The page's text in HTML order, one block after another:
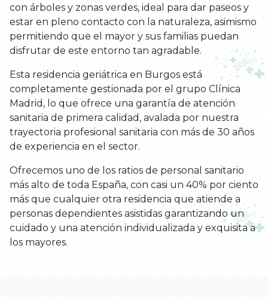
con árboles y zonas verdes, ideal para dar paseos y
estar en pleno contacto con la naturaleza, asimismo
permitiendo que el mayor y sus familias puedan
disfrutar de este entorno tan agradable.
Esta residencia geriátrica en Burgos está
completamente gestionada por el grupo Clínica
Madrid, lo que ofrece una garantía de atención
sanitaria de primera calidad, avalada por nuestra
trayectoria profesional sanitaria con más de 30 años
de experiencia en el sector.
Ofrecemos uno de los ratios de personal sanitario
más alto de toda España, con casi un 40% por ciento
más que cualquier otra residencia que atiende a
personas dependientes asistidas garantizando un
cuidado y una atención individualizada y exquisita a
los mayores.